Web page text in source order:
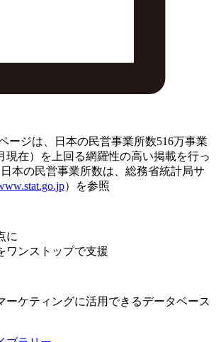
ージは、日本の民営事業所数516万事業
現在）を上回る網羅性の高い掲載を行っ
本の民営事業所数は、総務省統計局サ
）を参照
に
ワンストップで支援
ーケティングに活用できるデータベース